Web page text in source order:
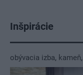
Inšpirácie
obývacia izba, kameň,